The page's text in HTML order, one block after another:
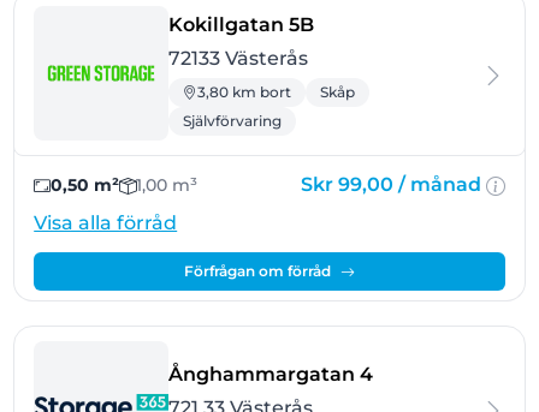
Kokillgatan 5B- Västerås
72133 Västerås
3,80 km bort
Skåp
Självförvaring
0,50 m² 1,00 m³ Skr 99,00 / månad
Visa alla förråd
Förfrågan om förråd
Ånghammargatan 4- Västerås